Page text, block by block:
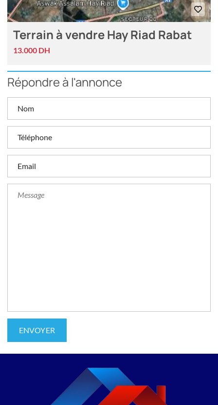
Terrain à vendre Hay Riad Rabat
13.000 DH
Répondre à l'annonce